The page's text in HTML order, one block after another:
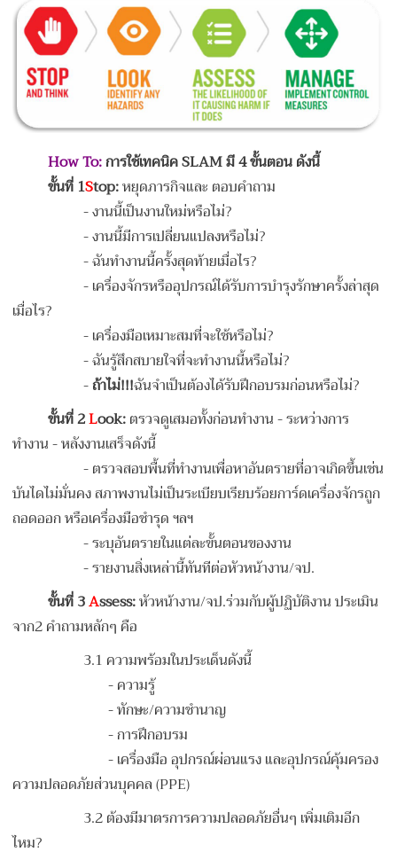
How To:การใช้เทคนิค SLAM มี 4 ขั้นตอน ดังนี้
ขั้นที่ 1Stop:หยุดภารกิจและ ตอบคำถาม
-งานนี้เป็นงานใหม่หรือไม่?
-งานนี้มีการเปลี่ยนแปลงหรือไม่?
-ฉันทำงานนี้ครั้งสุดท้ายเมื่อไร?
-เครื่องจักรหรืออุปกรณ์ได้รับการบำรุงรักษาครั้งล่าสุด
เมื่อไร?
-เครื่องมือเหมาะสมที่จะใช้หรือไม่?
-ฉันรู้สึกสบายใจที่จะทำงานนี้หรือไม่?
-ถ้าไม่!!!ฉันจำเป็นต้องได้รับฝึกอบรมก่อนหรือไม่?
ขั้นที่2Look:ตรวจดูเสมอทั้งก่อนทำงาน - ระหว่างการ
ทำงาน - หลังงานเสร็จดังนี้
-ตรวจสอบพื้นที่ทำงานเพื่อหาอันตรายที่อาจเกิดขึ้นเช่น
บันไดไม่มั่นคง สภาพงานไม่เป็นระเบียบเรียบร้อยการ์ดเครื่องจักรถูก
ถอดออก หรือเครื่องมือชำรุด ฯลฯ
-ระบุอันตรายในแต่ละขั้นตอนของงาน
- รายงานสิ่งเหล่านี้ทันทีต่อหัวหน้างาน/จป.
ขั้นที่3Assess:หัวหน้างาน/จป.ร่วมกับผู้ปฏิบัติงาน ประเมิน
จาก2 คำถามหลักๆ คือ
3.1 ความพร้อมในประเด็นดังนี้
-ความรู้
-ทักษะ/ความชำนาญ
-การฝึกอบรม
-เครื่องมือ อุปกรณ์ผ่อนแรง และอุปกรณ์คุ้มครอง
ความปลอดภัยส่วนบุคคล (PPE)
3.2 ต้องมีมาตรการความปลอดภัยอื่นๆ เพิ่มเติมอีก
ไหม?